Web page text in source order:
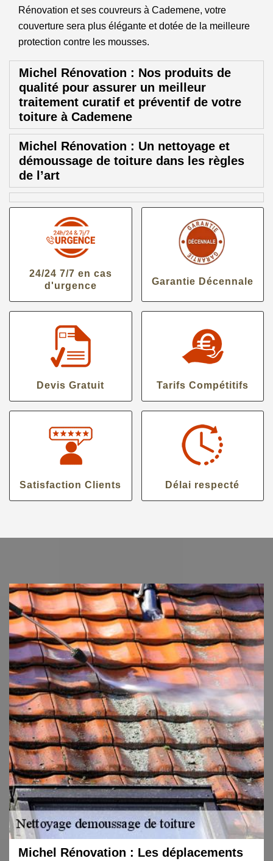
Rénovation et ses couvreurs à Cademene, votre
couverture sera plus élégante et dotée de la meilleure
protection contre les mousses.
Michel Rénovation : Nos produits de
qualité pour assurer un meilleur
traitement curatif et préventif de votre
toiture à Cademene
Michel Rénovation : Un nettoyage et
démoussage de toiture dans les règles
de l’art
24/24 7/7 en cas
d'urgence
Garantie Décennale
Devis Gratuit Tarifs Compétitifs
Satisfaction Clients Délai respecté
Michel Rénovation : Les déplacements